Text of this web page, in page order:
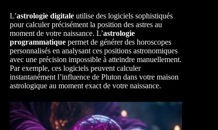
L’astrologie digitale utilise des logiciels sophistiqués
pour calculer précisément la position des astres au
moment de votre naissance. L’astrologie
programmatique permet de générer des horoscopes
personnalisés en analysant ces positions astronomiques
avec une précision impossible à atteindre manuellement.
Par exemple, ces logiciels peuvent calculer
instantanément l’influence de Pluton dans votre maison
astrologique au moment exact de votre naissance.